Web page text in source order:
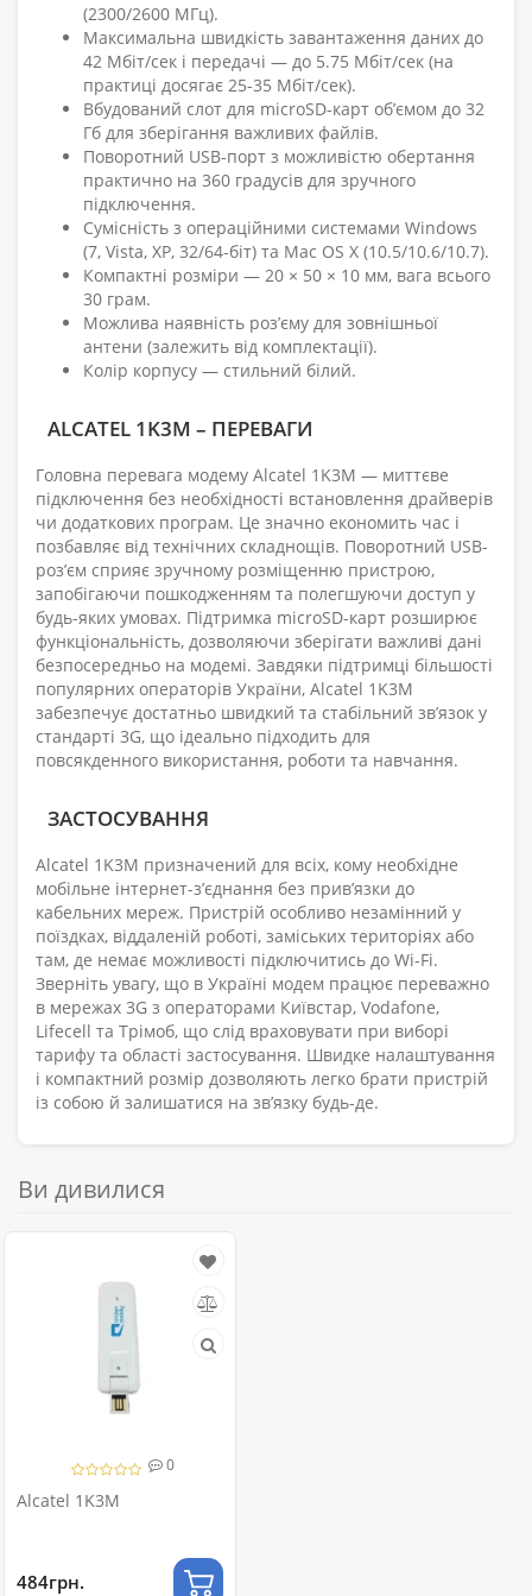
(2300/2600 МГц).
Максимальна швидкість завантаження даних до
42 Мбіт/сек і передачі — до 5.75 Мбіт/сек (на
практиці досягає 25-35 Мбіт/сек).
Вбудований слот для microSD-карт об’ємом до 32
Гб для зберігання важливих файлів.
Поворотний USB-порт з можливістю обертання
практично на 360 градусів для зручного
підключення.
Сумісність з операційними системами Windows
(7, Vista, XP, 32/64-біт) та Mac OS X (10.5/10.6/10.7).
Компактні розміри — 20 × 50 × 10 мм, вага всього
30 грам.
Можлива наявність роз’єму для зовнішньої
антени (залежить від комплектації).
Колір корпусу — стильний білий.
ALCATEL 1K3M – ПЕРЕВАГИ
Головна перевага модему Alcatel 1K3M — миттєве
підключення без необхідності встановлення драйверів
чи додаткових програм. Це значно економить час і
позбавляє від технічних складнощів. Поворотний USB-
роз’єм сприяє зручному розміщенню пристрою,
запобігаючи пошкодженням та полегшуючи доступ у
будь-яких умовах. Підтримка microSD-карт розширює
функціональність, дозволяючи зберігати важливі дані
безпосередньо на модемі. Завдяки підтримці більшості
популярних операторів України, Alcatel 1K3M
забезпечує достатньо швидкий та стабільний зв’язок у
стандарті 3G, що ідеально підходить для
повсякденного використання, роботи та навчання.
ЗАСТОСУВАННЯ
Alcatel 1K3M призначений для всіх, кому необхідне
мобільне інтернет-з’єднання без прив’язки до
кабельних мереж. Пристрій особливо незамінний у
поїздках, віддаленій роботі, заміських територіях або
там, де немає можливості підключитись до Wi-Fi.
Зверніть увагу, що в Україні модем працює переважно
в мережах 3G з операторами Київстар, Vodafone,
Lifecell та Трімоб, що слід враховувати при виборі
тарифу та області застосування. Швидке налаштування
і компактний розмір дозволяють легко брати пристрій
із собою й залишатися на зв’язку будь-де.
Ви дивилися
0
Alcatel 1K3M
484грн.